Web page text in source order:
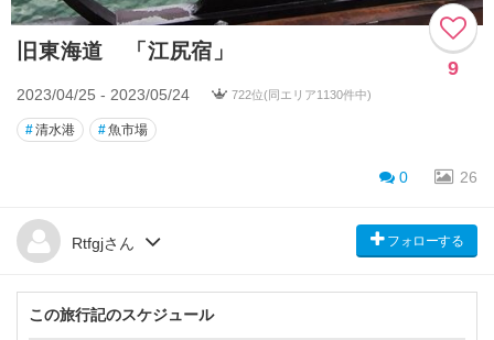
旧東海道 「江尻宿」
9
2023/04/25 - 2023/05/24 722位(同エリア1130件中)
#清水港 #魚市場
0 26
Rtfgjさん フォローする
この旅行記のスケジュール